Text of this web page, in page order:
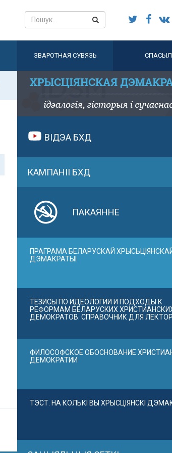
ЗВАРОТНАЯ СУВЯЗЬ
ВІДЭА БХД
КАМПАНІІ БХД
ПАКАЯННЕ
ПРАГРАМА БЕЛАРУСКАЙ
ДЭМАКРАТЫІ
ТЕЗИСЫ ПО ИДЕОЛОГИИ И ПОДХОДЫ К
РЕФОРМАМ БЕЛАРУСКИХ
ДЕМОКРАТОВ. СПРАВОЧНИК ДЛЯ
ФИЛОСОФСКОЕ ОБОСНОВАНИЕ
ДЕМОКРАТИИ
ТЭСТ. НА КОЛЬКІ ВЫ ХРЫСЦІЯНСКІ